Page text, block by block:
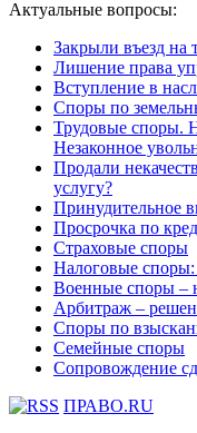
Актуальные вопросы:
Закрыли въезд
Лишение права
Вступление в
Споры по
Трудовые споры.
Незаконное
Продали
услугу?
Принудительное
Просрочка по
Страховые споры
Налоговые споры:
Военные споры –
Арбитраж –
Споры по
Семейные споры
Сопровождение
ПРАВО.RU